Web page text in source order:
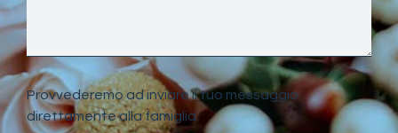
Provvederemo ad inviare il tuo messaggio
direttamente alla famiglia.